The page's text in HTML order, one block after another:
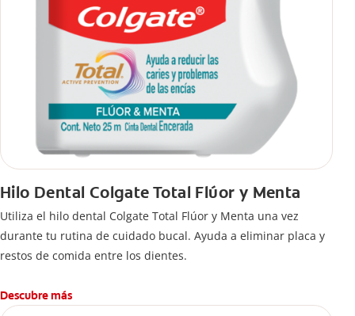
Hilo Dental Colgate Total Flúor y Menta
Utiliza el hilo dental Colgate Total Flúor y Menta una vez
durante tu rutina de cuidado bucal. Ayuda a eliminar placa y
restos de comida entre los dientes.
Descubre más